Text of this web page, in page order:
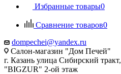
Избранные товары0
Сравнение товаров0
dompechei@yandex.ru
Салон-магазин "Дом Печей"
г. Казань улица Сибирский
"BIGZUR" 2-ой этаж